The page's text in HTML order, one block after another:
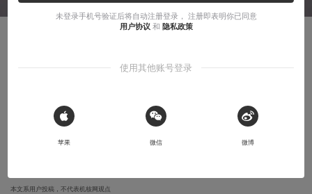
故事丨超级中年人：奥德赛
豚豚丶 2023-01-09
本文系用户投稿，不代表机核网观点
未登录手机号验证后将自动注册登录， 注册即表明你已同意
用户协议 和 隐私政策
使用其他账号登录
 Sign in with Apple
苹果 微信 微博